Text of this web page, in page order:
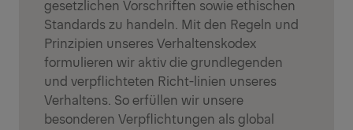
gesetzlichen Vorschriften sowie ethischen
Standards zu handeln. Mit den Regeln und
Prinzipien unseres Verhaltenskodex
formulieren wir aktiv die grundlegenden
und verpflichteten Richt-linien unseres
Verhaltens. So erfüllen wir unsere
besonderen Verpflichtungen als global